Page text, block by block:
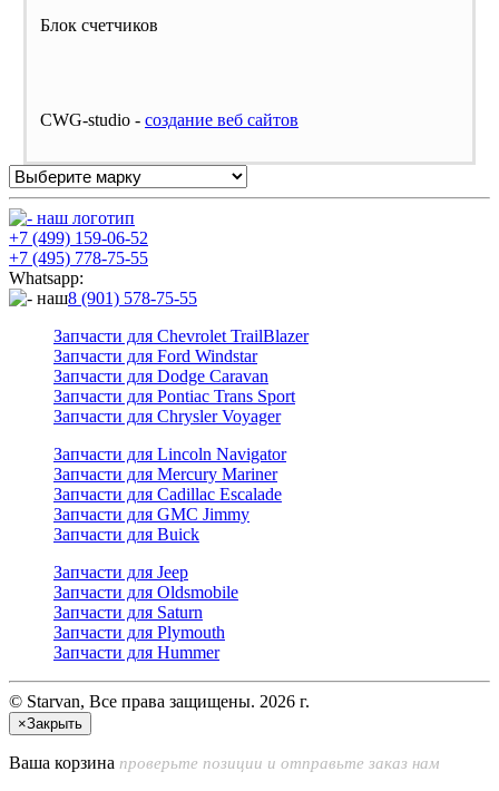
Блок счетчиков
CWG-studio - cоздание веб сайтов
+7 (499) 159-06-52
+7 (495) 778-75-55
Whatsapp:
8 (901) 578-75-55
Запчасти для Chevrolet TrailBlazer
Запчасти для Ford Windstar
Запчасти для Dodge Caravan
Запчасти для Pontiac Trans Sport
Запчасти для Chrysler Voyager
Запчасти для Lincoln Navigator
Запчасти для Mercury Mariner
Запчасти для Cadillac Escalade
Запчасти для GMC Jimmy
Запчасти для Buick
Запчасти для Jeep
Запчасти для Oldsmobile
Запчасти для Saturn
Запчасти для Plymouth
Запчасти для Hummer
© Starvan, Все права защищены. 2026 г.
×Закрыть
Ваша корзина проверьте позиции и отправьте заказ нам